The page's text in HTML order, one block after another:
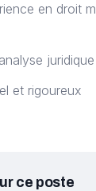
en droit
et rigoureux
ce poste